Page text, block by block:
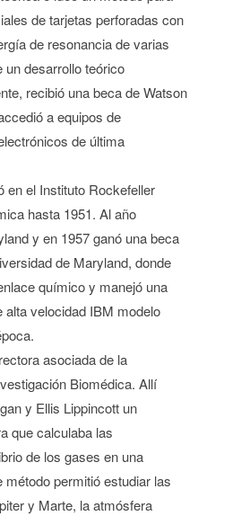
de tarjetas perforadas con
de resonancia de varias
un desarrollo teórico
recibió una beca de Watson
a equipos de
de última
en el Instituto Rockefeller
hasta 1951. Al año
y en 1957 ganó una beca
de Maryland, donde
químico y manejó una
velocidad IBM modelo
asociada de la
Biomédica. Allí
y Ellis Lippincott un
que calculaba las
de los gases en una
permitió estudiar las
y Marte, la atmósfera